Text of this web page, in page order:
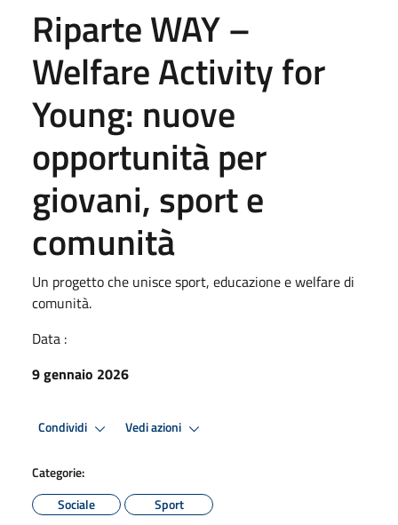
Riparte WAY –
Welfare Activity for
Young: nuove
opportunità per
giovani, sport e
comunità
Un progetto che unisce sport, educazione e welfare di
comunità.
Data :
9 gennaio 2026
Condividi Vedi azioni
Categorie:
Sociale
Sport